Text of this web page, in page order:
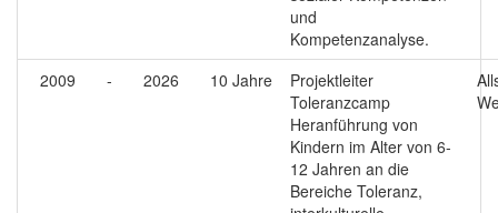
und
Kompetenzanalyse.
2009 - 2026 10 Jahre
Projektleiter
Toleranzcamp
Heranführung von
Kindern im Alter von 6-
12 Jahren an die
Bereiche Toleranz,